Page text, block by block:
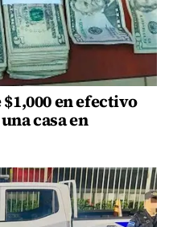
en efectivo
casa en